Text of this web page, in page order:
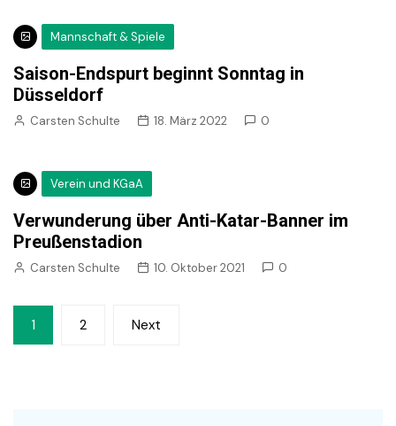
Mannschaft & Spiele
Saison-Endspurt beginnt Sonntag in
Düsseldorf
Carsten Schulte 18. März 2022 0
Verein und KGaA
Verwunderung über Anti-Katar-Banner im
Preußenstadion
Carsten Schulte 10. Oktober 2021 0
Seitennummerierung
der
1 2 Next